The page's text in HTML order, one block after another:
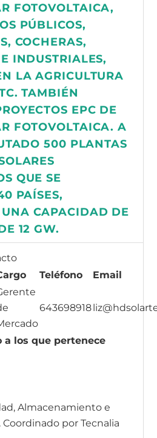
FOTOVOLTAICA,
PÚBLICOS,
COCHERAS,
INDUSTRIALES,
LA AGRICULTURA
TAMBIÉN
EPC DE
FOTOVOLTAICA. A
500 PLANTAS
QUE SE
PAÍSES,
CAPACIDAD DE
12 GW.
Teléfono Email
643698918
a los que pertenece
Almacenamiento e
por Tecnalia